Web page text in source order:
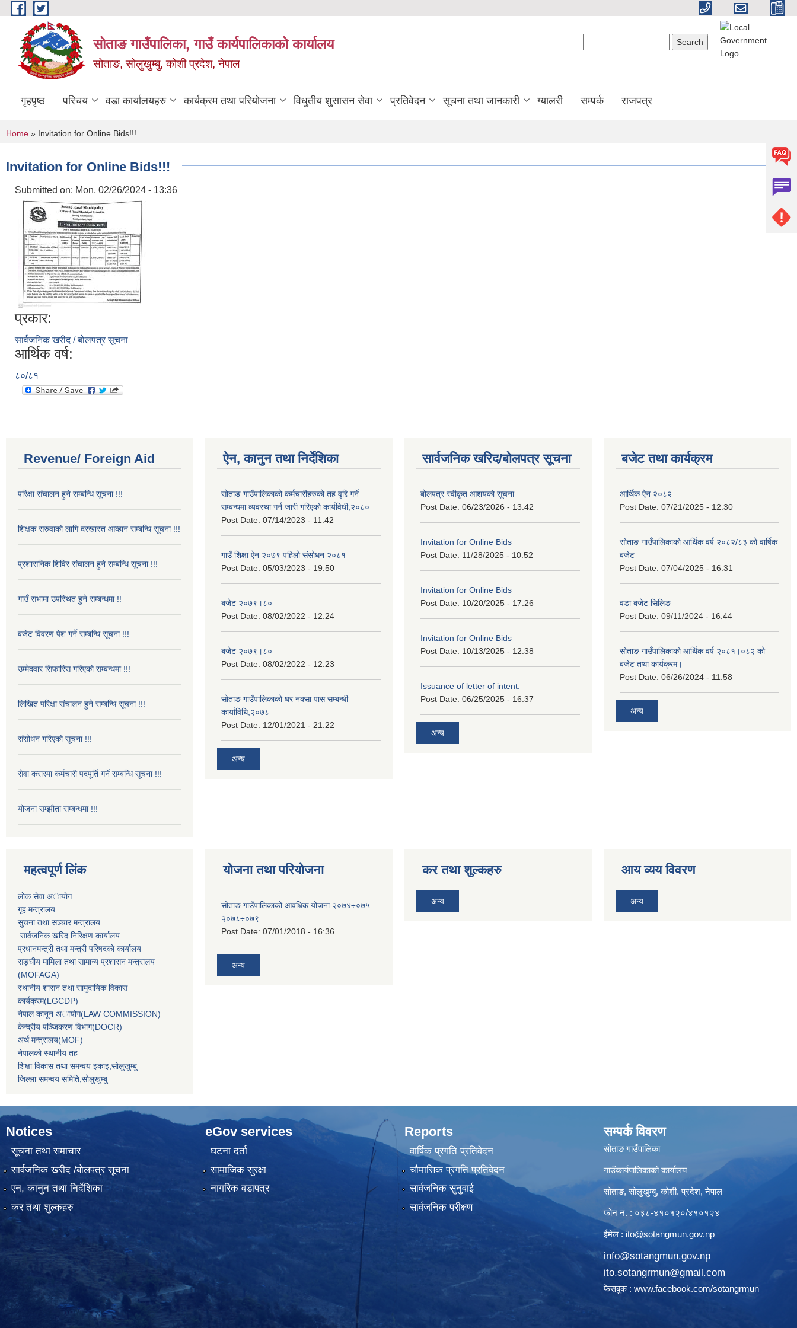
Skip to main content
सोताङ गाउँपालिका, गाउँ कार्यपालिकाको कार्यालय
सोताङ, सोलुखुम्बु, कोशी प्रदेश, नेपाल
गृहपृष्ठ परिचय वडा कार्यालयहरु कार्यक्रम तथा परियोजना विधुतीय शुसासन सेवा प्रतिवेदन सूचना तथा जानकारी ग्यालरी सम्पर्क राजपत्र
You are here
Home » Invitation for Online Bids!!!
Invitation for Online Bids!!!
Submitted on: Mon, 02/26/2024 - 13:36
प्रकार:
सार्वजनिक खरीद / बोलपत्र सूचना
आर्थिक वर्ष:
८०/८१
Revenue/ Foreign Aid
परिक्षा संचालन हुने सम्बन्धि सूचना !!!
शिक्षक सरुवाको लागि दरखास्त आव्हान सम्बन्धि सूचना !!!
प्रशासनिक शिविर संचालन हुने सम्बन्धि सूचना !!!
गाउँ सभामा उपस्थित हुने सम्बन्धमा !!
बजेट विवरण पेश गर्ने सम्बन्धि सूचना !!!
उम्मेदवार सिफारिस गरिएको सम्बन्धमा !!!
लिखित परिक्षा संचालन हुने सम्बन्धि सूचना !!!
संसोधन गरिएको सूचना !!!
सेवा करारमा कर्मचारी पदपूर्ति गर्ने सम्बन्धि सूचना !!!
योजना सम्झौता सम्बन्धमा !!!
ऐन, कानुन तथा निर्देशिका
सोताङ गाउँपालिकाको कर्मचारीहरुको तह वृद्दि गर्ने
सम्बन्धमा व्यवस्था गर्न जारी गरिएको कार्यविधी,२०८०
Post Date: 07/14/2023 - 11:42
गाउँ शिक्षा ऐन २०७९ पहिलो संसोधन २०८१
Post Date: 05/03/2023 - 19:50
बजेट २०७९।८०
Post Date: 08/02/2022 - 12:24
बजेट २०७९।८०
Post Date: 08/02/2022 - 12:23
सोताङ गाउँपालिकाको घर नक्सा पास सम्बन्धी
कार्याविधि,२०७८
Post Date: 12/01/2021 - 21:22
अन्य
सार्वजनिक खरिद/बोलपत्र सूचना
बोलपत्र स्वीकृत आशयको सूचना
Post Date: 06/23/2026 - 13:42
Invitation for Online Bids
Post Date: 11/28/2025 - 10:52
Invitation for Online Bids
Post Date: 10/20/2025 - 17:26
Invitation for Online Bids
Post Date: 10/13/2025 - 12:38
Issuance of letter of intent.
Post Date: 06/25/2025 - 16:37
अन्य
बजेट तथा कार्यक्रम
आर्थिक ऐन २०८२
Post Date: 07/21/2025 - 12:30
सोताङ गाउँपालिकाको आर्थिक वर्ष २०८२/८३ को वार्षिक
बजेट
Post Date: 07/04/2025 - 16:31
वडा बजेट सिलिङ
Post Date: 09/11/2024 - 16:44
सोताङ गाउँपालिकाको आर्थिक वर्ष २०८१।०८२ को
बजेट तथा कार्यक्रम।
Post Date: 06/26/2024 - 11:58
अन्य
महत्वपूर्ण लिंक
लाेक सेवा अायाेग
गृह मन्त्रालय
सुचना तथा सञ्चार मन्त्रालय
सार्वजनिक खरिद निरिक्षण कार्यालय
प्रधानमन्त्री तथा मन्त्री परिषदकाे कार्यालय
सङ्घीय मामिला तथा सामान्य प्रशासन मन्त्रालय
(MOFAGA)
स्थानीय शासन तथा सामुदायिक विकास
कार्यक्रम(LGCDP)
नेपाल कानून अायोग(LAW COMMISSION)
केन्‍द्रीय पञ्‍जिकरण विभाग(DOCR)
अर्थ मन्‍त्रालय(MOF)
नेपालको स्थानीय तह
शिक्षा विकास तथा समन्वय इकाइ,सोलुखुम्बु
जिल्ला समन्वय समिति,सोलुखुम्बु
योजना तथा परियोजना
सोताङ गाउँपालिकाको आवधिक योजना २०७४÷०७५ –
२०७८÷०७९
Post Date: 07/01/2018 - 16:36
अन्य
कर तथा शुल्कहरु
अन्य
आय व्यय विवरण
अन्य
Notices
सूचना तथा समाचार
सार्वजनिक खरीद /बोलपत्र सूचना
एन, कानुन तथा निर्देशिका
कर तथा शुल्कहरु
eGov services
घटना दर्ता
सामाजिक सुरक्षा
नागरिक वडापत्र
Reports
वार्षिक प्रगति प्रतिवेदन
चौमासिक प्रगति प्रतिवेदन
सार्वजनिक सुनुवाई
सार्वजनिक परीक्षण
सम्पर्क विवरण
सोताङ गाउँपालिका
गाउँकार्यपालिकाको कार्यालय
सोताङ, सोलुखुम्बु, कोशी. प्रदेश, नेपाल
फोन नं. : ०३८-४१०१२०/४१०१२४
ईमेल :ito@sotangmun.gov.np
info@sotangmun.gov.np
ito.sotangrmun@gmail.com
फेसबुक : www.facebook.com/sotangrmun